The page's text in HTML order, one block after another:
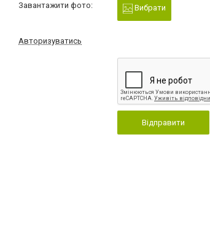
Завантажити фото: Вибрати
Авторизуватись
Відправити